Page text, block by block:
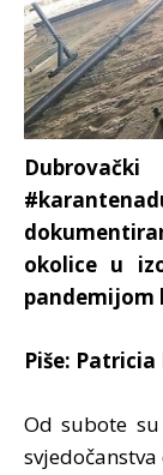
okolice u
pandemijom
Piše: Patricia
Od subote